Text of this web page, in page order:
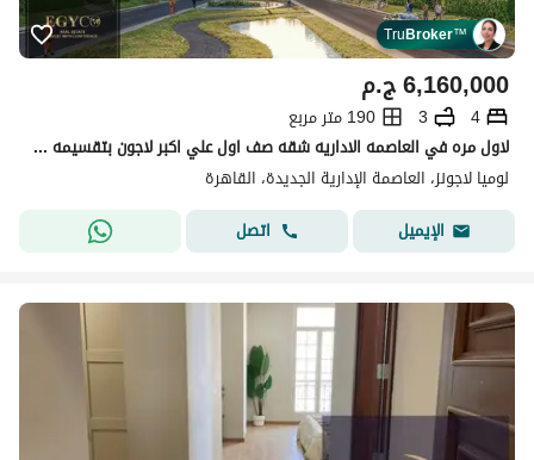
TruBroker™
ج.م6,160,000
4
3
190 متر مربع
لاول مره في العاصمه الاداريه شقه صف اول علي اكبر لاجون بتقسيمه ممتازه وبخصم كبير لفتره محدوده
لوميا لاجونز، العاصمة الإدارية الجديدة، القاهرة
الإيميل
اتصل